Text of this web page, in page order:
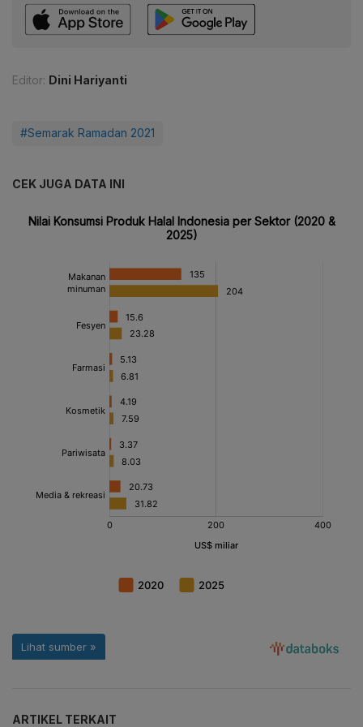
Editor: Dini Hariyanti
#Semarak Ramadan 2021
CEK JUGA DATA INI
ARTIKEL TERKAIT